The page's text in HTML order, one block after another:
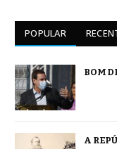
POPULAR
BOM
A